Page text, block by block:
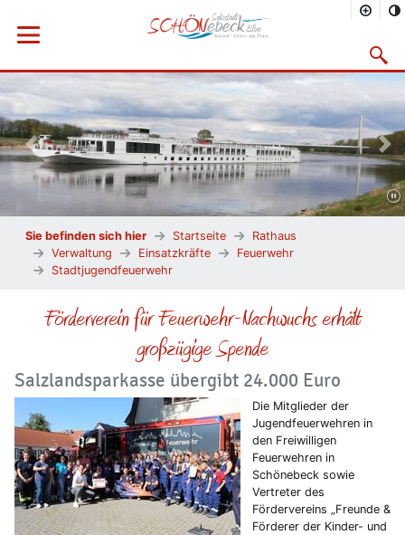
Menü öffnen
Vorheriges Bild
Sie befinden sich hier Startseite
Rathaus
Verwaltung
Einsatzkräfte
Feuerwehr
Stadtjugendfeuerwehr
Förderverein für Feuerwehr-Nachwuchs erhält
großzügige Spende
Salzlandsparkasse übergibt 24.000 Euro
Die Mitglieder der
Jugendfeuerwehren in
den Freiwilligen
Feuerwehren in
Schönebeck sowie
Vertreter des
Fördervereins „Freunde &
Förderer der Kinder- und